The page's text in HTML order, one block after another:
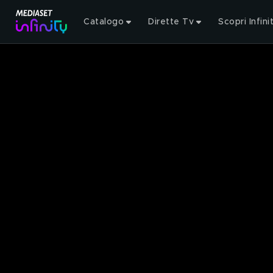
Catalogo Dirette Tv Scopri